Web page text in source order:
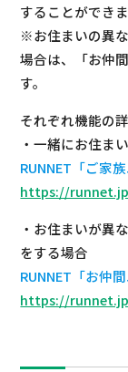
することができ
※お住まいの異
場合は、「お仲
す。
それぞれ機能の
・一緒にお住ま
RUNNET「ご家
https://
・お住まいが異
をする場合
RUNNET「お仲
https://